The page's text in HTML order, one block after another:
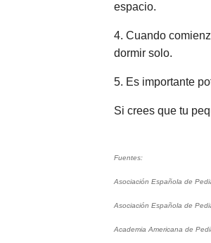
espacio.
4. Cuando
dormir solo.
5. Es importante
Si crees que tu
Fuentes:
Asociación Española de
Asociación Española de
Academia Americana de